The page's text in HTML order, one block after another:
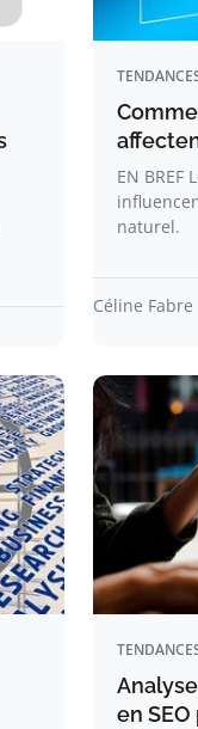
EN BREF
naturel.
Céline Fabre
en